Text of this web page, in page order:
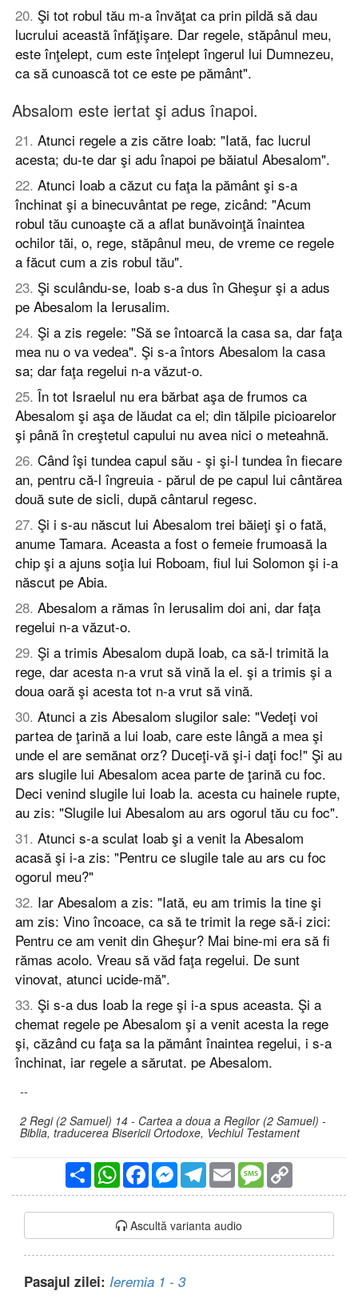
20. Şi tot robul tău m-a învăţat ca prin pildă să dau
lucrului această înfăţişare. Dar regele, stăpânul meu,
este înţelept, cum este înţelept îngerul lui Dumnezeu,
ca să cunoască tot ce este pe pământ".
Absalom este iertat şi adus înapoi.
21. Atunci regele a zis către Ioab: "Iată, fac lucrul
acesta; du-te dar şi adu înapoi pe băiatul Abesalom".
22. Atunci Ioab a căzut cu faţa la pământ şi s-a
închinat şi a binecuvântat pe rege, zicând: "Acum
robul tău cunoaşte că a aflat bunăvoinţă înaintea
ochilor tăi, o, rege, stăpânul meu, de vreme ce regele
a făcut cum a zis robul tău".
23. Şi sculându-se, Ioab s-a dus în Gheşur şi a adus
pe Abesalom la Ierusalim.
24. Şi a zis regele: "Să se întoarcă la casa sa, dar faţa
mea nu o va vedea". Şi s-a întors Abesalom la casa
sa; dar faţa regelui n-a văzut-o.
25. În tot Israelul nu era bărbat aşa de frumos ca
Abesalom şi aşa de lăudat ca el; din tălpile picioarelor
şi până în creştetul capului nu avea nici o meteahnă.
26. Când îşi tundea capul său - şi şi-l tundea în fiecare
an, pentru că-l îngreuia - părul de pe capul lui cântărea
două sute de sicli, după cântarul regesc.
27. Şi i s-au născut lui Abesalom trei băieţi şi o fată,
anume Tamara. Aceasta a fost o femeie frumoasă la
chip şi a ajuns soţia lui Roboam, fiul lui Solomon şi i-a
născut pe Abia.
28. Abesalom a rămas în Ierusalim doi ani, dar faţa
regelui n-a văzut-o.
29. Şi a trimis Abesalom după Ioab, ca să-l trimită la
rege, dar acesta n-a vrut să vină la el. şi a trimis şi a
doua oară şi acesta tot n-a vrut să vină.
30. Atunci a zis Abesalom slugilor sale: "Vedeţi voi
partea de ţarină a lui Ioab, care este lângă a mea şi
unde el are semănat orz? Duceţi-vă şi-i daţi foc!" Şi au
ars slugile lui Abesalom acea parte de ţarină cu foc.
Deci venind slugile lui Ioab la. acesta cu hainele rupte,
au zis: "Slugile lui Abesalom au ars ogorul tău cu foc".
31. Atunci s-a sculat Ioab şi a venit la Abesalom
acasă şi i-a zis: "Pentru ce slugile tale au ars cu foc
ogorul meu?"
32. Iar Abesalom a zis: "Iată, eu am trimis la tine şi
am zis: Vino încoace, ca să te trimit la rege să-i zici:
Pentru ce am venit din Gheşur? Mai bine-mi era să fi
rămas acolo. Vreau să văd faţa regelui. De sunt
vinovat, atunci ucide-mă".
33. Şi s-a dus Ioab la rege şi i-a spus aceasta. Şi a
chemat regele pe Abesalom şi a venit acesta la rege
şi, căzând cu faţa sa la pământ înaintea regelui, i s-a
închinat, iar regele a sărutat. pe Abesalom.
--
2 Regi (2 Samuel) 14 - Cartea a doua a Regilor (2 Samuel) -
Biblia, traducerea Bisericii Ortodoxe, Vechiul Testament
PartajareWhatsAppFacebookMessengerTelegram
Email Message
Ascultă varianta audio
Pasajul zilei: Ieremia 1 - 3